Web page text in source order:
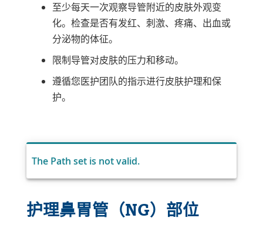
至少每天一次观察导管附近的皮肤外观变
化。检查是否有发红、刺激、疼痛、出血或
分泌物的体征。
限制导管对皮肤的压力和移动。
遵循您医护团队的指示进行皮肤护理和保
护。
The Path set is not valid.
护理鼻胃管（NG）部位